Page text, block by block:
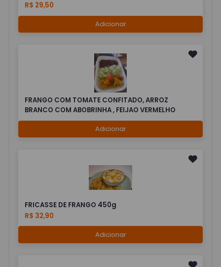
R$ 29,50
Adicionar
FRANGO COM TOMATE CONFITADO, ARROZ
BRANCO COM ABOBRINHA , FEIJAO VERMELHO
Adicionar
FRICASSE DE FRANGO 450g
R$ 32,90
Adicionar